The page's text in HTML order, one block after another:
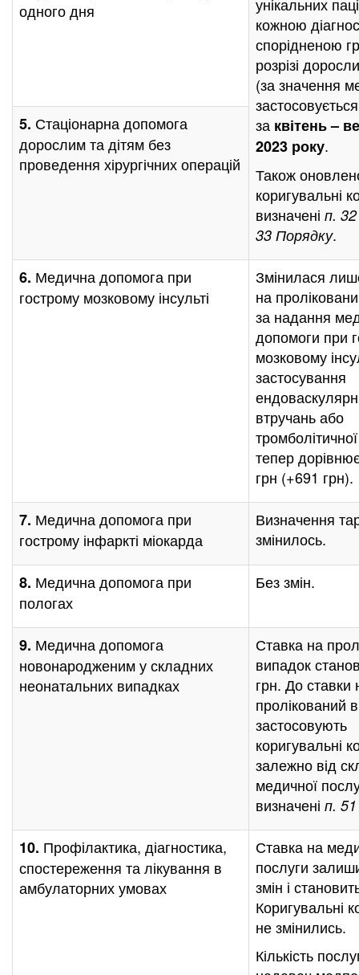
кожною
спорідненою
розрізі
(за значення
за квітень –
2023 року.
Також
коригувальні
визначені п. 32
33 Порядку.
одного дня
5. Стаціонарна допомога
дорослим та дітям без
проведення хірургічних операцій
6. Медична допомога при
гострому мозковому інсульті
Змінилася
на
за надання
допомоги при
мозковому
застосування
втручань або
тепер
грн (+691 грн).
7. Медична допомога при
гострому інфаркті міокарда
Визначення
змінилось.
8. Медична допомога при
пологах
Без змін.
9. Медична допомога
новонародженим у складних
неонатальних випадках
Ставка на
випадок
грн. До ставки
пролікований
застосовують
коригувальні
залежно від
медичної
визначені п.
10. Профілактика, діагностика,
спостереження та лікування в
амбулаторних умовах
Ставка на
послуги
змін і
Коригувальні
не змінились.
Кількість